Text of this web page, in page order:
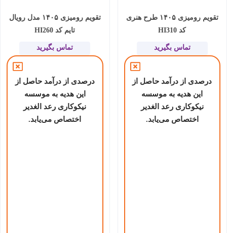
تقویم رومیزی ۱۴۰۵ طرح هنری
کد HI310
تماس بگیرید
درصدی از درآمد حاصل از
این هدیه به موسسه
نیکوکاری رعد الغدیر
اختصاص می‌یابد.
تقویم رومیزی ۱۴۰۵ مدل رویال
تایم کد HI260
تماس بگیرید
درصدی از درآمد حاصل از
این هدیه به موسسه
نیکوکاری رعد الغدیر
اختصاص می‌یابد.